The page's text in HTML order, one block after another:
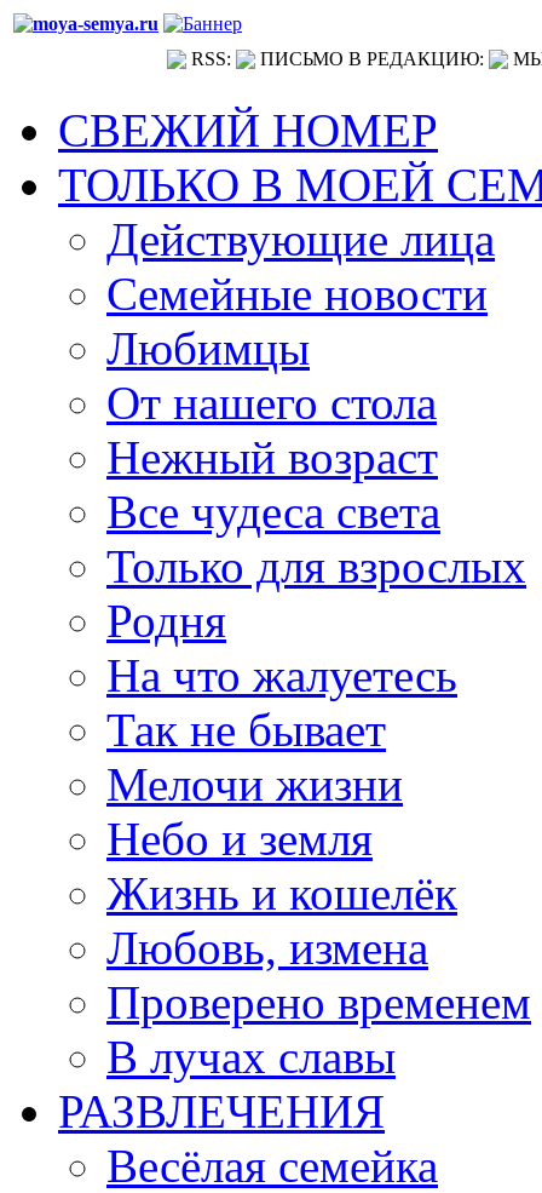
RSS: ПИСЬМО В РЕДАКЦИЮ:
СВЕЖИЙ НОМЕР
ТОЛЬКО В МОЕЙ
Действующие лица
Семейные новости
Любимцы
От нашего стола
Нежный возраст
Все чудеса света
Только для взрослых
Родня
На что жалуетесь
Так не бывает
Мелочи жизни
Небо и земля
Жизнь и кошелёк
Любовь, измена
Проверено временем
В лучах славы
РАЗВЛЕЧЕНИЯ
Весёлая семейка